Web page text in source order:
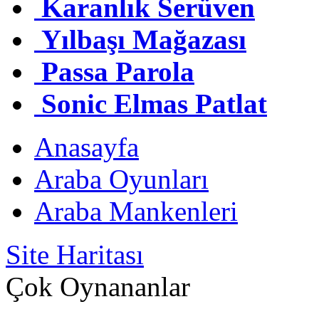
Karanlık Serüven
Yılbaşı Mağazası
Passa Parola
Sonic Elmas Patlat
Anasayfa
Araba Oyunları
Araba Mankenleri
Site Haritası
Çok Oynananlar